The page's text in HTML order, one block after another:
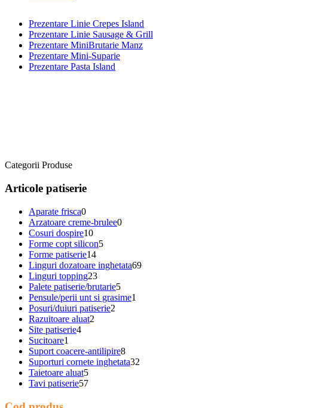
Prezentare Linie Crepes Island
Prezentare Linie Sausage & Grill
Prezentare MiniBrutarie Manz
Prezentare Mini-Suparie
Prezentare Pasta Island
Categorii Produse
Articole patiserie
Aparate frisca0
Arzatoare creme-brulee0
Cosuri dospire10
Forme copt silicon5
Forme patiserie14
Linguri dozatoare inghetata69
Linguri topping23
Palete patiserie/brutarie5
Pensule/perii unt si grasime1
Posuri/duiuri patiserie2
Razuitoare aluat2
Site patiserie4
Sucitoare1
Suport coacere-antilipire8
Suporturi cornete inghetata32
Taietoare aluat5
Tavi patiserie57